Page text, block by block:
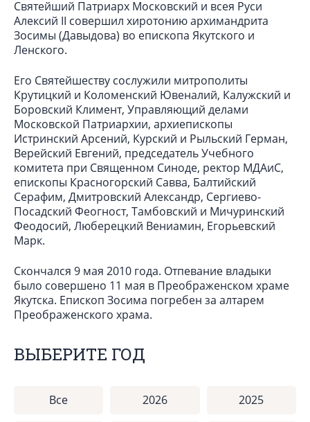
Святейший Патриарх Московский и всея Руси
Алексий II совершил хиротонию архимандрита
Зосимы (Давыдова) во епископа Якутского и
Ленского.
Его Святейшеству сослужили митрополиты
Крутицкий и Коломенский Ювеналий, Калужский и
Боровский Климент, Управляющий делами
Московской Патриархии, архиепископы
Истринский Арсений, Курский и Рыльский Герман,
Верейский Евгений, председатель Учебного
комитета при Священном Синоде, ректор МДАиС,
епископы Красногорский Савва, Балтийский
Серафим, Дмитровский Александр, Сергиево-
Посадский Феогност, Тамбовский и Мичуринский
Феодосий, Люберецкий Вениамин, Егорьевский
Марк.
Скончался 9 мая 2010 года. Отпевание владыки
было совершено 11 мая в Преображенском храме
Якутска. Епископ Зосима погребен за алтарем
Преображенского храма.
ВЫБЕРИТЕ ГОД
Все 2026 2025